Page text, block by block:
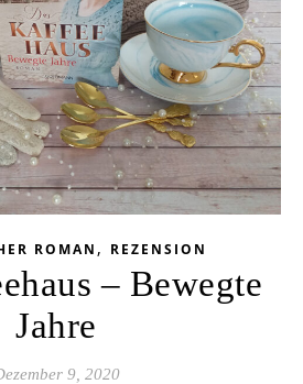
ROMAN , REZENSION
– Bewegte
Jahre
9, 2020